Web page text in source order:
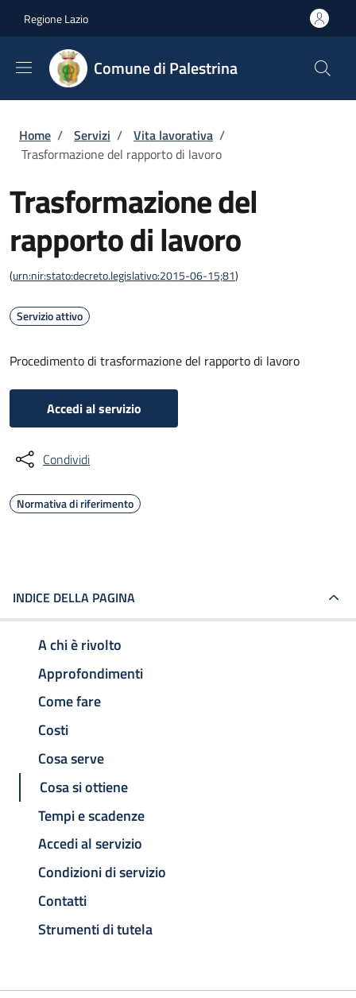
Regione Lazio
Comune di Palestrina
Briciole di pane
Home / Servizi / Vita lavorativa /
Trasformazione del rapporto di lavoro
Trasformazione del
rapporto di lavoro
(urn:nir:stato:decreto.legislativo:2015-06-15;81)
Servizio attivo
Procedimento di trasformazione del rapporto di lavoro
Accedi al servizio
Condividi
Normativa di riferimento
INDICE DELLA PAGINA
A chi è rivolto
Approfondimenti
Come fare
Costi
Cosa serve
Cosa si ottiene
Tempi e scadenze
Accedi al servizio
Condizioni di servizio
Contatti
Strumenti di tutela